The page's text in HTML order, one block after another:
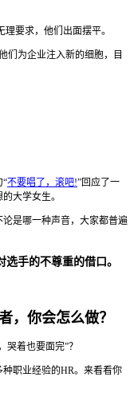
要求，他们出面摆平。
们为企业注入新的细胞，目
“不要唱了，滚吧!”回应了一
大学女生。
是哪一种声音，大家都普遍
手的不尊重的借口。
，你会怎么做？
着也要面完”？
职业经验的HR。来看看你